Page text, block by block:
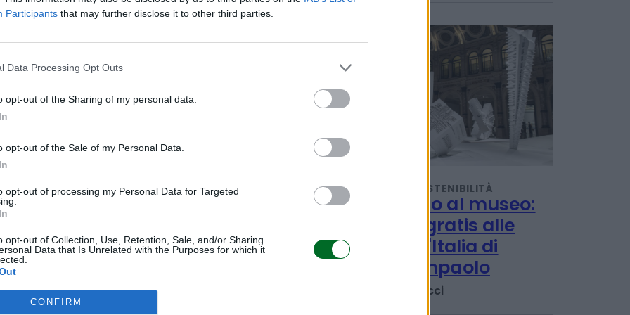
Participants that may further disclose it to other third parties.
Data Processing Opt Outs
opt-out of the Sharing of my personal data.
opt-out of the Sale of my Personal Data.
opt-out of processing my Personal Data for Targeted
opt-out of Collection, Use, Retention, Sale, and/or Sharing
Data that Is Unrelated with the Purposes for which it
CONFIRM
stesso periodo dell’anno
netto si attesta a 2,6 miliardi di
trimestre del 2024.
Sanpaolo è prossimo al
di utile netto per il 2025
euro
per l’ulteriore
dei risultati del gruppo. La
tra le grandi banche
un Roe del 20%, con uno
combinazione con la
vasta portata volto alla
delle persone in
inclusiva è una società più
che la costituisce. Ricavi,
raggiunto livelli record”,
POTREBBERO INTERESSARTI
TENDENZE E SOSTENIBILITÀ
Ferragosto al museo:
ingresso gratis alle